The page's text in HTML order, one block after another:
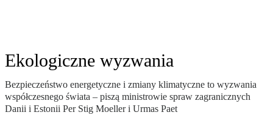
Ekologiczne wyzwania
Bezpieczeństwo energetyczne i zmiany klimatyczne to wyzwania
współczesnego świata – piszą ministrowie spraw zagranicznych
Danii i Estonii Per Stig Moeller i Urmas Paet